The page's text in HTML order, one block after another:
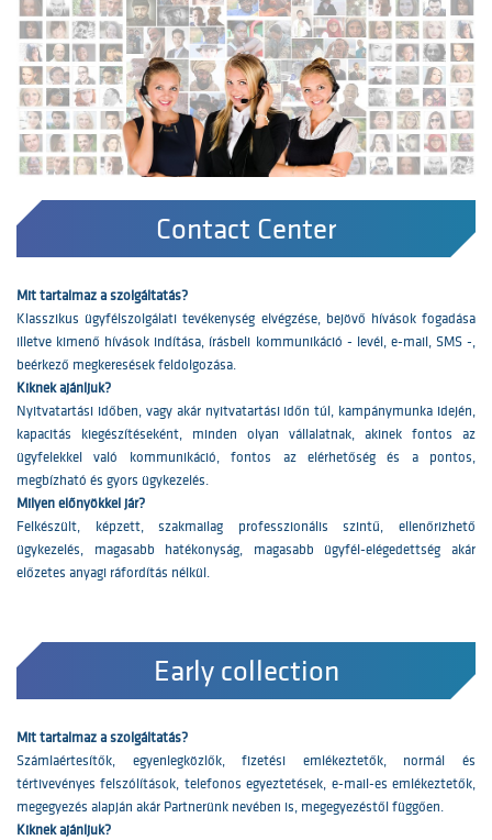
Contact Center
Mit tartalmaz a szolgáltatás?
Klasszikus ügyfélszolgálati tevékenység elvégzése, bejövő hívások fogadása
illetve kimenő hívások indítása, írásbeli kommunikáció - levél, e-mail, SMS -,
beérkező megkeresések feldolgozása.
Kiknek ajánljuk?
Nyitvatartási időben, vagy akár nyitvatartási időn túl, kampánymunka idején,
kapacitás kiegészítéseként, minden olyan vállalatnak, akinek fontos az
ügyfelekkel való kommunikáció, fontos az elérhetőség és a pontos,
megbízható és gyors ügykezelés.
Milyen előnyökkel jár?
Felkészült, képzett, szakmailag professzionális szintű, ellenőrizhető
ügykezelés, magasabb hatékonyság, magasabb ügyfél-elégedettség akár
előzetes anyagi ráfordítás nélkül.
Early collection
Mit tartalmaz a szolgáltatás?
Számlaértesítők, egyenlegközlők, fizetési emlékeztetők, normál és
tértivevényes felszólítások, telefonos egyeztetések, e-mail-es emlékeztetők,
megegyezés alapján akár Partnerünk nevében is, megegyezéstől függően.
Kiknek ajánljuk?